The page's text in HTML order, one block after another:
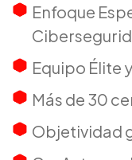
Enfoque
Equipo Élite
Más de 30
Objetividad